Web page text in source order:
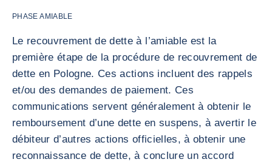
PHASE AMIABLE
Le recouvrement de dette à l’amiable est la
première étape de la procédure de recouvrement de
dette en Pologne. Ces actions incluent des rappels
et/ou des demandes de paiement. Ces
communications servent généralement à obtenir le
remboursement d’une dette en suspens, à avertir le
débiteur d’autres actions officielles, à obtenir une
reconnaissance de dette, à conclure un accord